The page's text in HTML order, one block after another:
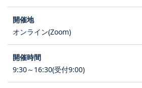
オンライン(Zoom)
9:30～16:30(受付9:00)